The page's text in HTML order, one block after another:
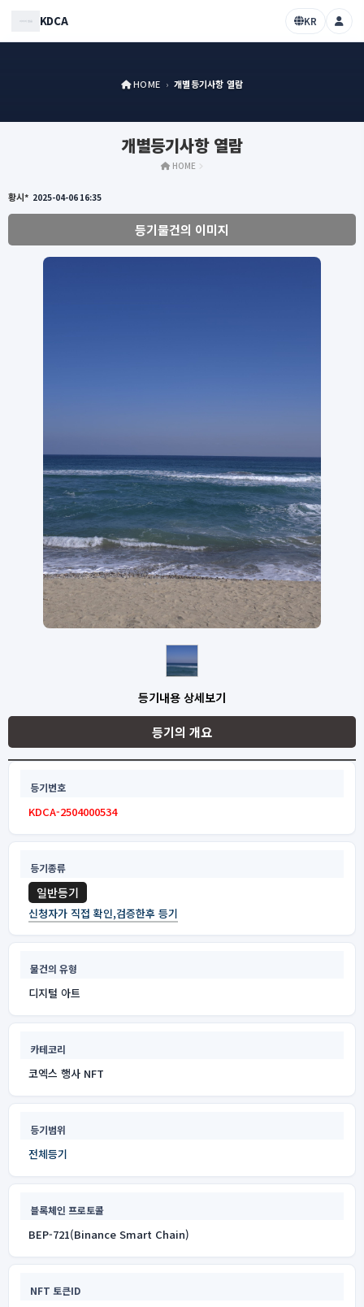
KDCA KR
HOME › 개별등기사항 열람
개별등기사항 열람
HOME
황시* 2025-04-06 16:35
등기물건의 이미지
등기내용 상세보기
등기의 개요
등기번호
KDCA-2504000534
등기종류
일반등기
신청자가 직접 확인,검증한후 등기
물건의 유형
디지털 아트
카테코리
코엑스 행사 NFT
등기범위
전체등기
블록체인 프로토콜
BEP-721(Binance Smart Chain)
NFT 토큰ID